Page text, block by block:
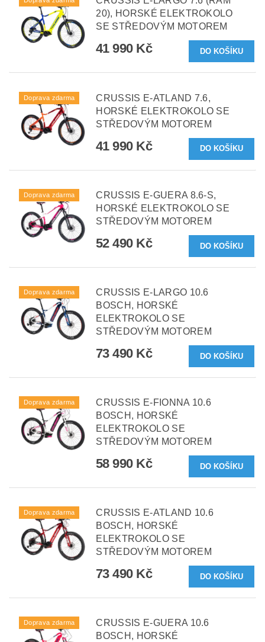
20), HORSKÉ ELEKTROKOLO
SE STŘEDOVÝM MOTOREM
41 990 Kč
Doprava zdarma
CRUSSIS E-ATLAND 7.6,
HORSKÉ ELEKTROKOLO SE
STŘEDOVÝM MOTOREM
41 990 Kč
Doprava zdarma
CRUSSIS E-GUERA 8.6-S,
HORSKÉ ELEKTROKOLO SE
STŘEDOVÝM MOTOREM
52 490 Kč
Doprava zdarma
CRUSSIS E-LARGO 10.6
BOSCH, HORSKÉ
ELEKTROKOLO SE
STŘEDOVÝM MOTOREM
73 490 Kč
Doprava zdarma
CRUSSIS E-FIONNA 10.6
BOSCH, HORSKÉ
ELEKTROKOLO SE
STŘEDOVÝM MOTOREM
58 990 Kč
Doprava zdarma
CRUSSIS E-ATLAND 10.6
BOSCH, HORSKÉ
ELEKTROKOLO SE
STŘEDOVÝM MOTOREM
73 490 Kč
Doprava zdarma
CRUSSIS E-GUERA 10.6
BOSCH, HORSKÉ